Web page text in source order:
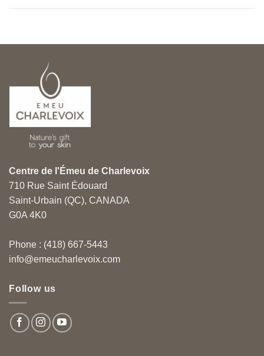
Centre de l'Émeu de Charlevoix
710 Rue Saint Édouard
Saint-Urbain (QC), CANADA
G0A 4K0
Phone : (418) 667-5443
info@emeucharlevoix.com
Follow us